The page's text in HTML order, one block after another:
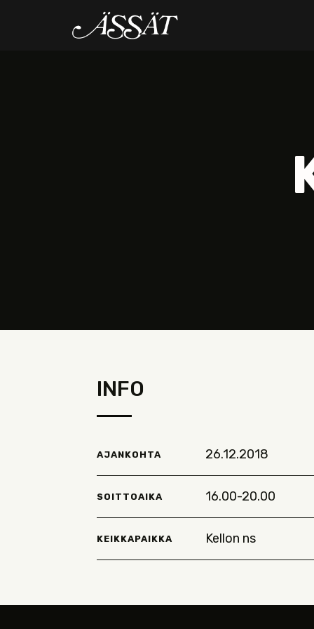
INFO
AJANKOHTA 26.12.2018
SOITTOAIKA 16.00-20.00
KEIKKAPAIKKA Kellon ns